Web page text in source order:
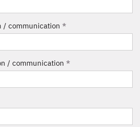
/ communication *
/ communication *